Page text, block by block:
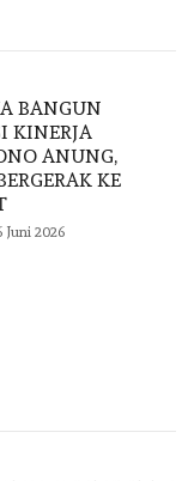
BANGUN
KINERJA
ANUNG,
KE
Juni 2026